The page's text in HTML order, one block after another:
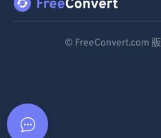
© FreeConvert.com